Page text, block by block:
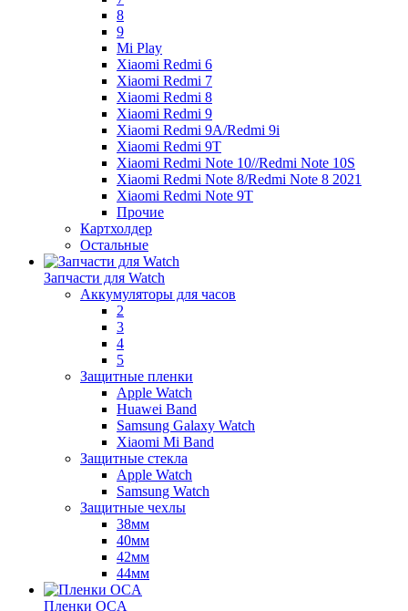
8
9
Mi Play
Xiaomi Redmi 6
Xiaomi Redmi 7
Xiaomi Redmi 8
Xiaomi Redmi 9
Xiaomi Redmi 9A/Redmi 9i
Xiaomi Redmi 9T
Xiaomi Redmi Note 10//Redmi Note 10S
Xiaomi Redmi Note 8/Redmi Note 8 2021
Xiaomi Redmi Note 9T
Прочие
Картхолдер
Остальные
Запчасти для Watch
Аккумуляторы для часов
2
3
4
5
Защитные пленки
Apple Watch
Huawei Band
Samsung Galaxy Watch
Xiaomi Mi Band
Защитные стекла
Apple Watch
Samsung Watch
Защитные чехлы
38мм
40мм
42мм
44мм
Пленки OCA